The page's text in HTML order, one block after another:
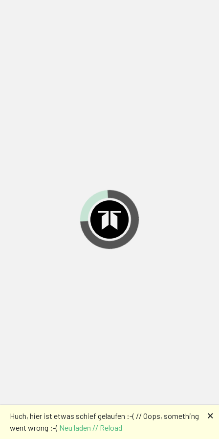
Huch, hier ist etwas schief gelaufen :-( // Oops, something
went wrong :-( Neu laden // Reload
🗙